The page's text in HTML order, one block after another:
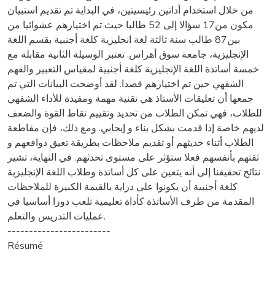
من خلال استخدام أداتين رئيسيتين، في البداية تم تقديم استبيان
مكون من17 سؤالا إلى 52 طالبا حيث تم اختيارهم عشوائيا من
بين87 طالب سنة ثالثة لغة انجليزية كلغة أجنبية بقسم اللغة
الإنجليزية، جامعة سوق أهراس. تعتبر الوسيلة الثانية مقابلة مع
خمسة أساتذة اللغة الإنجليزية كلغة أجنبية لمقياس التعبير والفهم
الشفهي حين تم اختيارهم قصدا. لقد أوضحت البيانات التي تم
جمعها أن تعليقات الأستاذ هي تقنية مهمة ومفيدة للأداء الشفهي
للطلاب، فهي تمكن الطلاب من تحديد وتقييم نقاط القوة والضعف
لديهم خاصة إذا قدمت بشكل بناء و إيجابي. ومع ذلك، فإن مقاطعة
الطلاب أثناء حديثهم أو تقديم ملاحظات بطريقة تعيق دوافعهم و
ثقتهم بأنفسهم فعلا ستؤثر على مستوى تحدثهم. في النهاية، تشير
نتائج تحقيقنا إلى أنه يتعين على كل أساتذة وطلاب اللغة الإنجليزية
كلغة أجنبية أن يكونوا على دراية بالقيمة الكبيرة للملاحظات
المقدمة من طرف الأساتذة كأداة تعليمية تلعب دورا أساسيا في
عمليات التدريس والتعلم.
------------------------
Résumé